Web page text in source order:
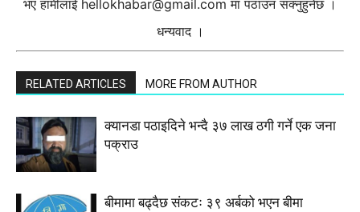
भए हामीलाई hellokhabar@gmail.com मा पठाउन सक्नुहुनेछ ।
धन्यवाद ।
RELATED ARTICLES MORE FROM AUTHOR
क्यानडा पठाइदिने भन्दै ३७ लाख ठगी गर्ने एक जना
पक्राउ
बीमामा बढ्दैछ संकटः ३९ अर्बको भएन बीमा